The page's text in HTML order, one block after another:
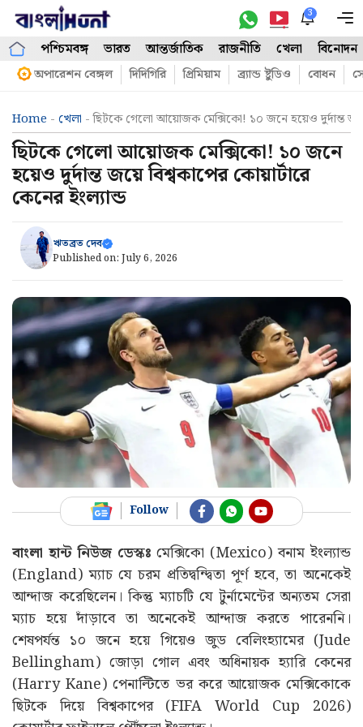
Skip
content
3
পশ্চিমবঙ্গ ভারত আন্তর্জাতিক রাজনীতি খেলা বিনোদন
অপারেশন বেঙ্গল দিদিগিরি প্রিমিয়াম ব্র্যান্ড ষ্টুডিও বোধন
Home - খেলা -ছিটকে গেলো আয়োজক মেক্সিকো! ১০ জনে হয়েও দুর্দান্ত জয়ে
ছিটকে গেলো আয়োজক মেক্সিকো! ১০ জনে
হয়েও দুর্দান্ত জয়ে বিশ্বকাপের কোয়ার্টারে
কেনের ইংল্যান্ড
ঋতব্রত দেব
Published on: July 6, 2026
Follow
বাংলা হান্ট নিউজ ডেস্কঃ মেক্সিকো (Mexico) বনাম ইংল্যান্ড
(England) ম্যাচ যে চরম প্রতিদ্বন্দ্বিতা পূৰ্ণ হবে, তা অনেকেই
আন্দাজ করেছিলেন। কিন্তু ম্যাচটি যে টুর্নামেন্টের অন্যতম সেরা
ম্যাচ হয়ে দাঁড়াবে তা অনেকেই আন্দাজ করতে পারেননি।
শেষপর্যন্ত ১০ জনে হয়ে গিয়েও জুড বেলিংহ্যামের (Jude
Bellingham) জোড়া গোল এবং অধিনায়ক হ্যারি কেনের
(Harry Kane) পেনাল্টিতে ভর করে আয়োজক মেক্সিকোকে
ছিটকে দিয়ে বিশ্বকাপের (FIFA World Cup 2026)